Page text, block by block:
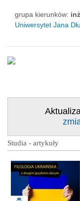
grupa kierunków:
Uniwersytet Jana
Studia - artykuły